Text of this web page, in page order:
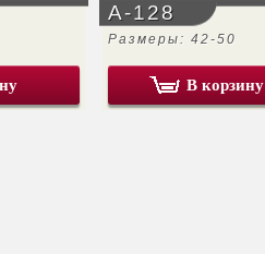
А-128
Размеры: 42-50
В корзину